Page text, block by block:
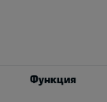
Функция